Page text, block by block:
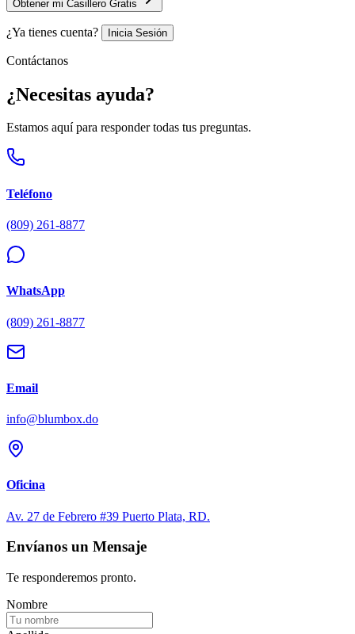
Obtener mi Casillero Gratis
¿Ya tienes cuenta? Inicia Sesión
Contáctanos
¿Necesitas ayuda?
Estamos aquí para responder todas tus preguntas.
Teléfono
(809) 261-8877
WhatsApp
(809) 261-8877
Email
info@blumbox.do
Oficina
Av. 27 de Febrero #39 Puerto Plata, RD.
Envíanos un Mensaje
Te responderemos pronto.
Nombre